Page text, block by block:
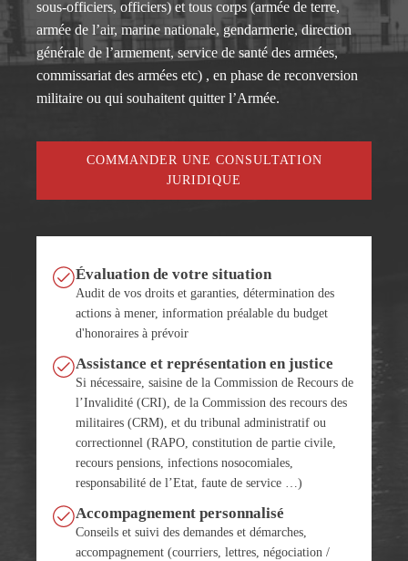
sous-officiers, officiers) et tous corps (armée de terre,
armée de l’air, marine nationale, gendarmerie, direction
générale de l’armement, service de santé des armées,
commissariat des armées etc) , en phase de reconversion
militaire ou qui souhaitent quitter l’Armée.
COMMANDER UNE CONSULTATION
JURIDIQUE
Évaluation de votre situation
Audit de vos droits et garanties, détermination des
actions à mener, information préalable du budget
d'honoraires à prévoir
Assistance et représentation en justice
Si nécessaire, saisine de la Commission de Recours de
l’Invalidité (CRI), de la Commission des recours des
militaires (CRM), et du tribunal administratif ou
correctionnel (RAPO, constitution de partie civile,
recours pensions, infections nosocomiales,
responsabilité de l’Etat, faute de service …)
Accompagnement personnalisé
Conseils et suivi des demandes et démarches,
accompagnement (courriers, lettres, négociation /